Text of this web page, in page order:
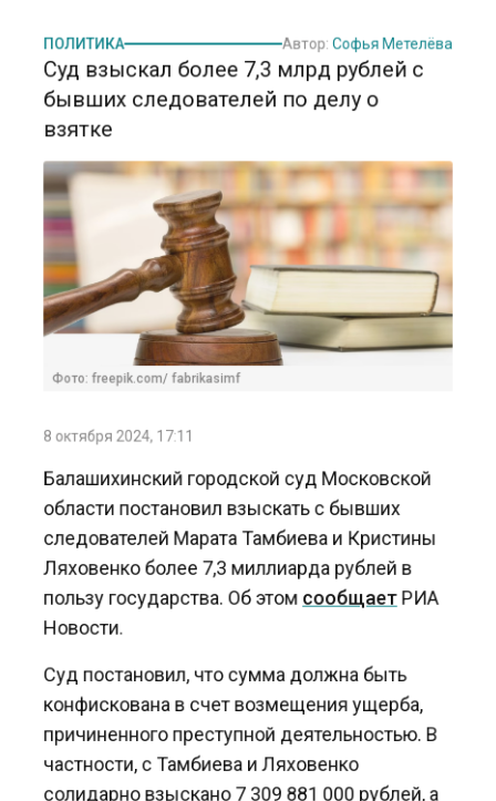
Суд взыскал более 7,3 млрд рублей с
бывших следователей по делу о
взятке
Фото: freepik.com/ fabrikasimf
области постановил взыскать с бывших
следователей Марата Тамбиева и Кристины
Ляховенко более 7,3 миллиарда рублей в
пользу государства. Об этомсообщаетРИА
Новости.
конфискована в счет возмещения ущерба,
причиненного преступной деятельностью. В
частности, с Тамбиева и Ляховенко
солидарно взыскано 7 309 881 000 рублей, а